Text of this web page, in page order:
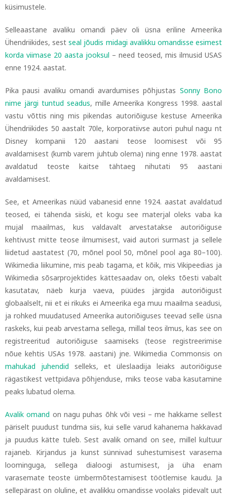
küsimustele.
Selleaastane avaliku omandi päev oli üsna eriline Ameerika
Ühendriikides, sestseal jõudis midagi avalikku omandisse esimest
korda viimase 20 aasta jooksul – need teosed, mis ilmusid USAS
enne 1924. aastat.
Pika pausi avaliku omandi avardumises põhjustas Sonny Bono
nime järgi tuntud seadus, mille Ameerika Kongress 1998. aastal
vastu võttis ning mis pikendas autoriõiguse kestuse Ameerika
Ühendriikides 50 aastalt 70le, korporatiivse autori puhul nagu nt
Disney kompanii 120 aastani teose loomisest või 95
avaldamisest (kumb varem juhtub olema) ning enne 1978. aastat
avaldatud teoste kaitse tähtaeg nihutati 95 aastani
avaldamisest.
See, et Ameerikas nüüd vabanesid enne 1924. aastat avaldatud
teosed, ei tähenda siiski, et kogu see materjal oleks vaba ka
mujal maailmas, kus valdavalt arvestatakse autoriõiguse
kehtivust mitte teose ilmumisest, vaid autori surmast ja sellele
liidetud aastatest (70, mõnel pool 50, mõnel pool aga 80–100).
Wikimedia liikumine, mis peab tagama, et kõik, mis Vikipeedias ja
Wikimedia sõsarprojektides kättesaadav on, oleks tõesti vabalt
kasutatav, näeb kurja vaeva, püüdes järgida autoriõigust
globaalselt, nii et ei rikuks ei Ameerika ega muu maailma seadusi,
ja rohked muudatused Ameerika autoriõiguses teevad selle üsna
raskeks, kui peab arvestama sellega, millal teos ilmus, kas see on
registreeritud autoriõiguse saamiseks (teose registreerimise
nõue kehtis USAs 1978. aastani) jne. Wikimedia Commonsis on
mahukad juhendid selleks, et üleslaadija leiaks autoriõiguse
rägastikest vettpidava põhjenduse, miks teose vaba kasutamine
peaks lubatud olema.
Avalik omand on nagu puhas õhk või vesi – me hakkame sellest
päriselt puudust tundma siis, kui selle varud kahanema hakkavad
ja puudus kätte tuleb. Sest avalik omand on see, millel kultuur
rajaneb. Kirjandus ja kunst sünnivad suhestumisest varasema
loominguga, sellega dialoogi astumisest, ja üha enam
varasemate teoste ümbermõtestamisest töötlemise kaudu. Ja
sellepärast on oluline, et avalikku omandisse voolaks pidevalt uut